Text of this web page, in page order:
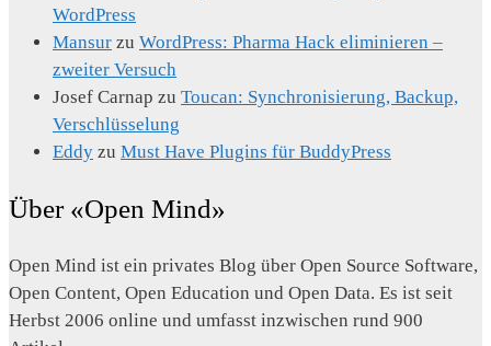
WordPress
Mansur zu WordPress: Pharma Hack eliminieren –
zweiter Versuch
Josef Carnap zu Toucan: Synchronisierung, Backup,
Verschlüsselung
Eddy zu Must Have Plugins für BuddyPress
Über «Open Mind»
Open Mind ist ein privates Blog über Open Source Software,
Open Content, Open Education und Open Data. Es ist seit
Herbst 2006 online und umfasst inzwischen rund 900